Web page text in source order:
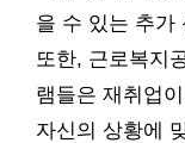
을 수 있는 추가
또한, 근로복지
램들은 재취업
자신의 상황에